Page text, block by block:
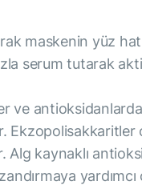
maskenin yüz
serum tutarak
ve
Alg kaynaklı
yardımcı